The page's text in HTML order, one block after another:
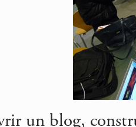
un blog,